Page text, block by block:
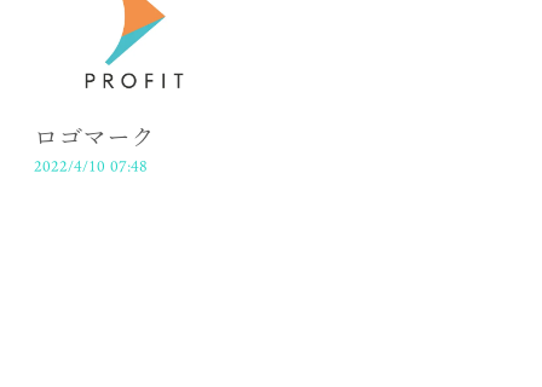
ロゴマーク
2022/4/10 07:48